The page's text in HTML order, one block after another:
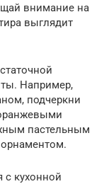
внимание на
выглядит
Например,
подчеркни
пастельным
с кухонной